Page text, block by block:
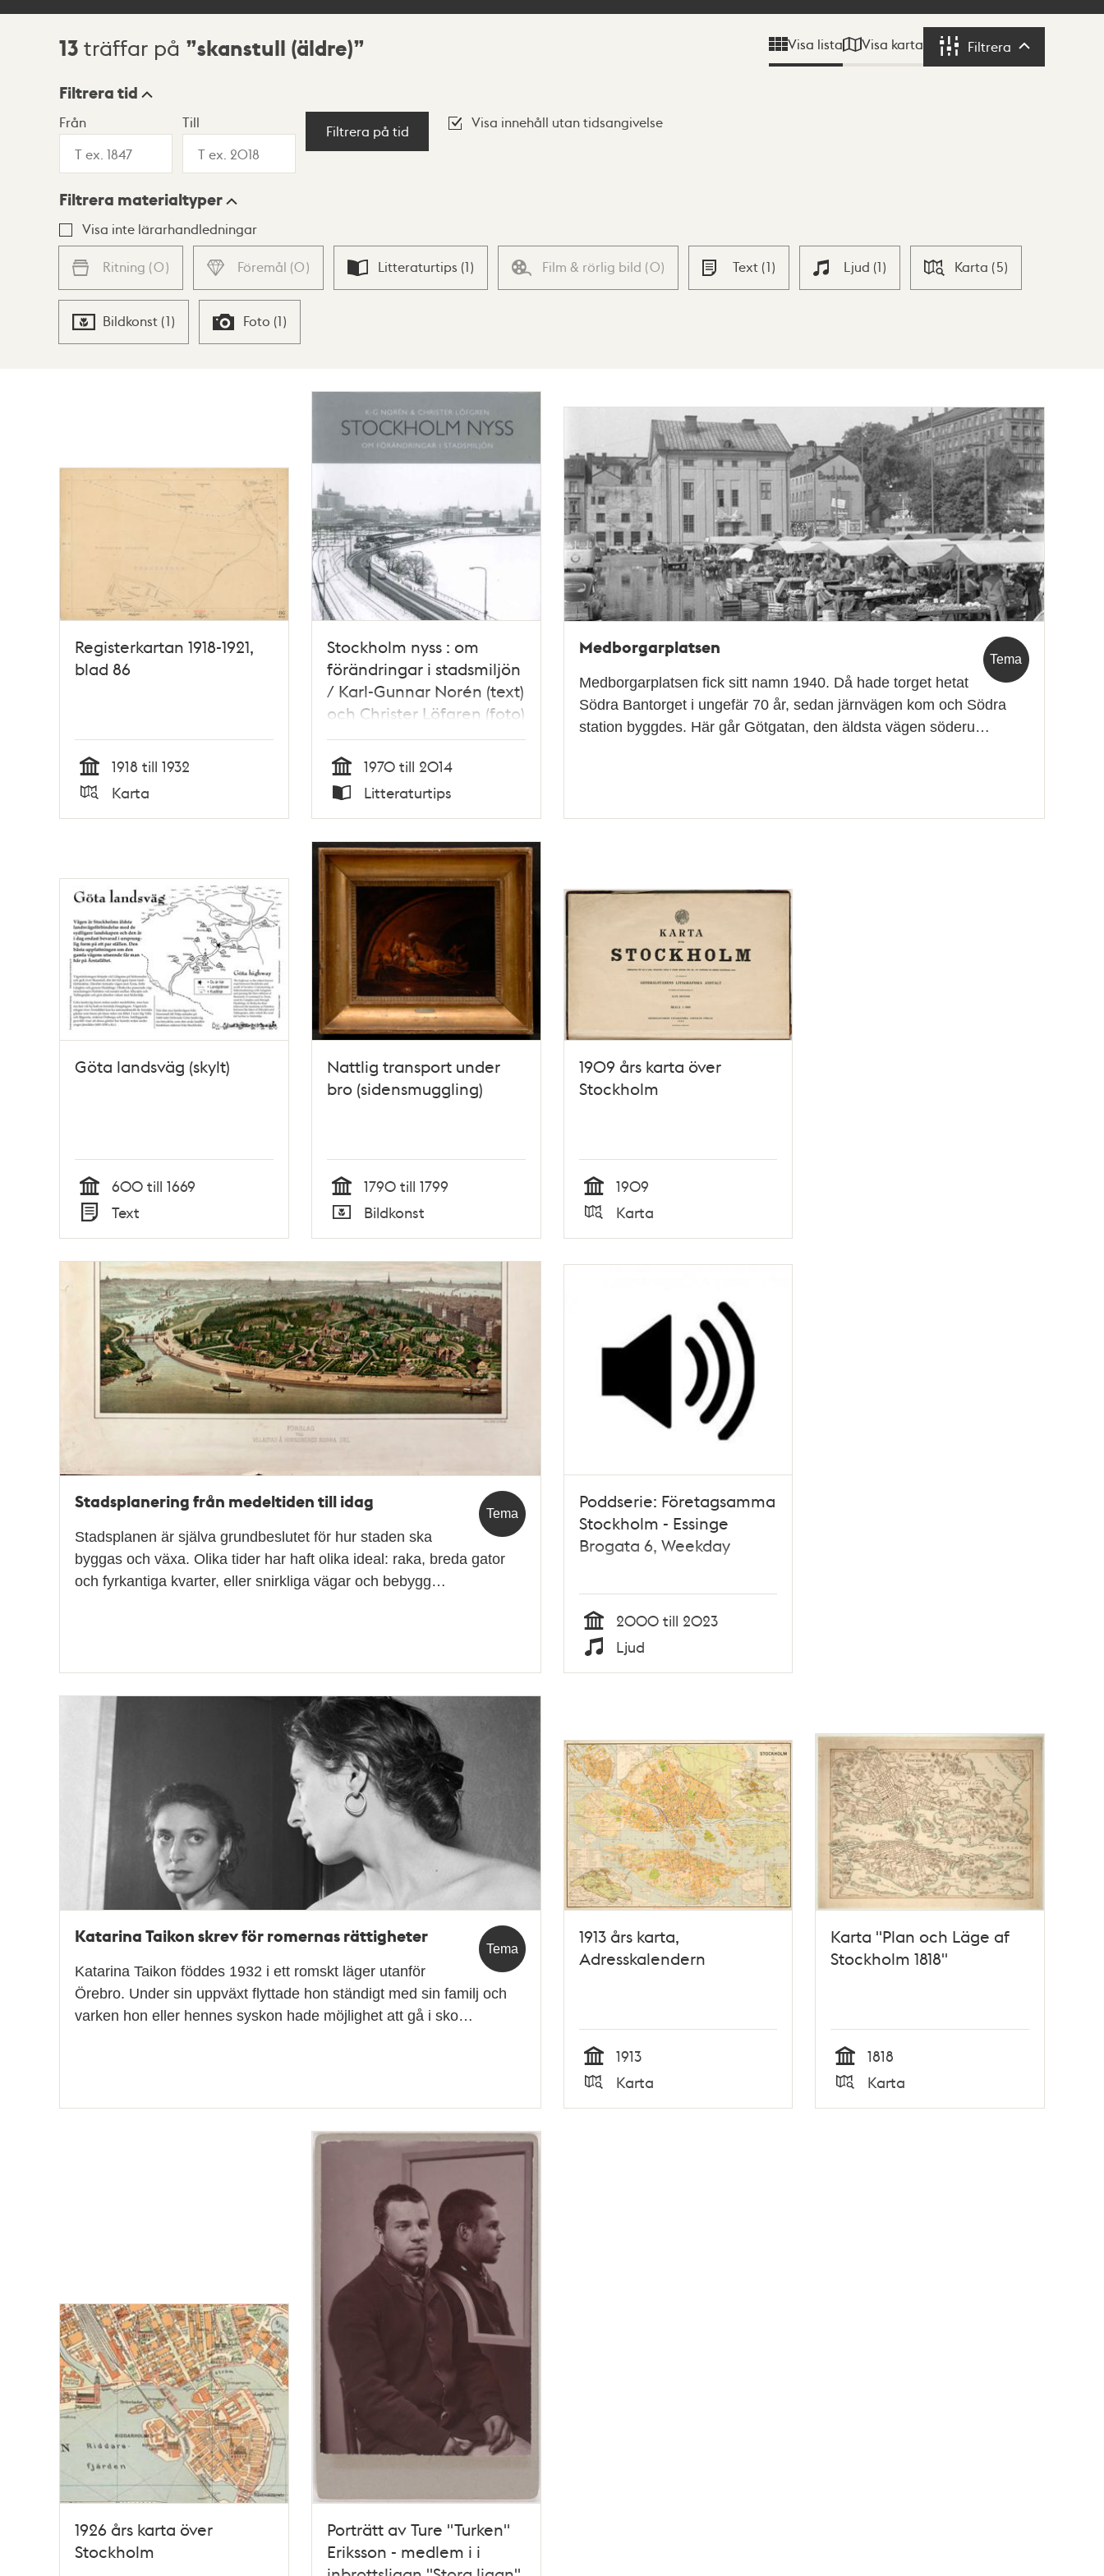
Sökresultat
13 träffar på skanstull (äldre) Visa lista Visa karta Filtrera Filtrera
Visningsläge
Lista Karta
Filtrera tid
Från Till
Filtrera på tid
Visa innehåll utan tidsangivelse
Filtrera materialtyper
Visa inte lärarhandledningar
Ritning (0) Föremål (0) Litteraturtips (1) Film & rörlig bild (0) Text (1) Ljud (1) Karta (5)
Bildkonst (1) Foto (1)
Registerkartan 1918-1921,
blad 86
Tid
1918 till 1932
Typ
Karta
Stockholm nyss : om
förändringar i stadsmiljön
/ Karl-Gunnar Norén (text)
och Christer Löfgren (foto)
Tid
1970 till 2014
Typ
Litteraturtips
Tema
Medborgarplatsen
Medborgarplatsen fick sitt namn 1940. Då hade torget hetat
Södra Bantorget i ungefär 70 år, sedan järnvägen kom och Södra
station byggdes. Här går Götgatan, den äldsta vägen söderu…
Göta landsväg (skylt)
Tid
600 till 1669
Typ
Text
Nattlig transport under
bro (sidensmuggling)
Tid
1790 till 1799
Typ
Bildkonst
1909 års karta över
Stockholm
Tid
1909
Typ
Karta
Tema
Stadsplanering från medeltiden till idag
Stadsplanen är själva grundbeslutet för hur staden ska
byggas och växa. Olika tider har haft olika ideal: raka, breda gator
och fyrkantiga kvarter, eller snirkliga vägar och bebygg…
Poddserie: Företagsamma
Stockholm - Essinge
Brogata 6, Weekday
Tid
2000 till 2023
Typ
Ljud
Tema
Katarina Taikon skrev för romernas rättigheter
Katarina Taikon föddes 1932 i ett romskt läger utanför
Örebro. Under sin uppväxt flyttade hon ständigt med sin familj och
varken hon eller hennes syskon hade möjlighet att gå i sko…
1913 års karta,
Adresskalendern
Tid
1913
Typ
Karta
Karta "Plan och Läge af
Stockholm 1818"
Tid
1818
Typ
Karta
1926 års karta över
Stockholm
Porträtt av Ture "Turken"
Eriksson - medlem i i